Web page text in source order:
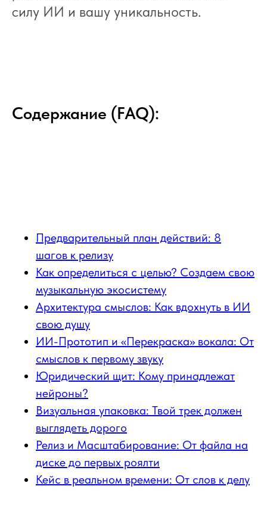
силу ИИ и вашу уникальность.
Содержание (FAQ):
Предварительный план действий: 8
шагов к релизу
Как определиться с целью? Создаем свою
музыкальную экосистему
Архитектура смыслов: Как вдохнуть в ИИ
свою душу
ИИ-Прототип и «Перекраска» вокала: От
смыслов к первому звуку
Юридический щит: Кому принадлежат
нейроны?
Визуальная упаковка: Твой трек должен
выглядеть дорого
Релиз и Масштабирование: От файла на
диске до первых роялти
Кейс в реальном времени: От слов к делу